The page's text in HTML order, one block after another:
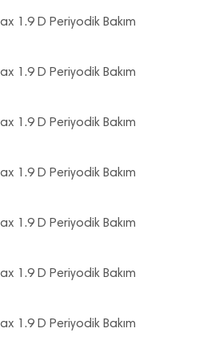
1.9 D Periyodik Bakım
1.9 D Periyodik Bakım
1.9 D Periyodik Bakım
1.9 D Periyodik Bakım
1.9 D Periyodik Bakım
1.9 D Periyodik Bakım
1.9 D Periyodik Bakım